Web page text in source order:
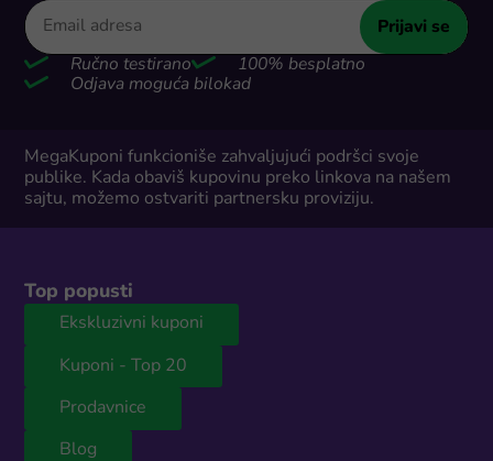
Prijavi se
Ručno testirano
100% besplatno
Odjava moguća bilokad
MegaKuponi funkcioniše zahvaljujući podršci svoje
publike. Kada obaviš kupovinu preko linkova na našem
sajtu, možemo ostvariti partnersku proviziju.
Top popusti
Ekskluzivni kuponi
Kuponi - Top 20
Prodavnice
Blog